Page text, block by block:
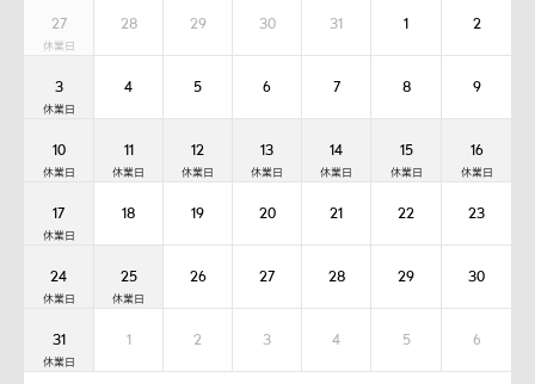
27 28 29 30 31 1 2
3 4 5 6 7 8 9
10 11 12 13 14 15 16
17 18 19 20 21 22 23
24 25 26 27 28 29 30
31 1 2 3 4 5 6